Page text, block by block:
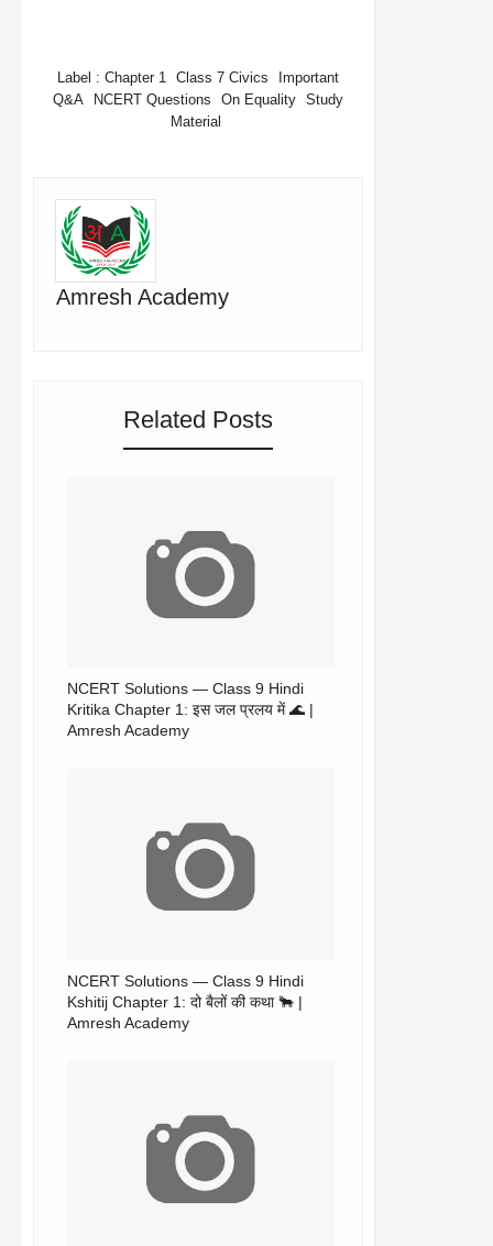
Label : Chapter 1 Class 7 Civics
Important
Q&A
NCERT Questions On Equality Study
Material
Amresh Academy
Related Posts
NCERT Solutions — Class 9 Hindi
Kritika Chapter 1: इस जल प्रलय में 🌊 |
Amresh Academy
NCERT Solutions — Class 9 Hindi
Kshitij Chapter 1: दो बैलों की कथा 🐂 |
Amresh Academy